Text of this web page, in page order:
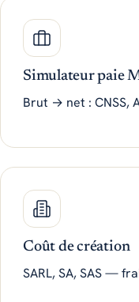
Simulateur paie
Brut → net : CNSS,
Coût de création
SARL, SA, SAS —